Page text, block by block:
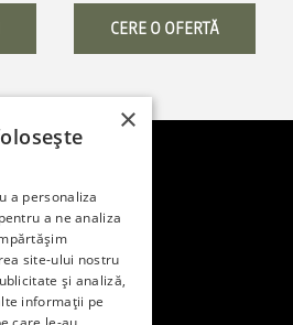
CERE O OFERTĂ
×
a personaliza
a ne analiza
site-ului nostru
și analiză,
informații pe